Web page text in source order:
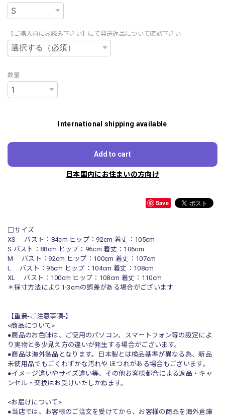
【ご購入前にお読み下さい】にて発送返品について確認下さい
数量
International shipping available
Add to cart
日本国内にお住まいの方向け
Save
□サイズ
XS バスト：84cm ヒップ：92cm 着丈：105cm
S バスト：88cm ヒップ：96cm 着丈：106cm
M バスト：92cm ヒップ：100cm 着丈：107cm
L バスト：96cm ヒップ：104cm 着丈：108cm
XL バスト：100cm ヒップ：108cm 着丈：110cm
＊採寸方法により1-3cmの誤差がある場合がございます
【重要-ご注意事項-】
<商品について>
●商品のお色味は、ご使用のパソコン、スマートフォン等の設定によ
り実物と多少見え方の違いが発生する場合がございます。
●商品は海外製品となります。日本製とは検品基準が異なる為、新品
未使用品でもごくわずかな汚れや ほつれがある場合もございます。
●イメージ違いやサイズ違い等、その他お客様都合による返品・キャ
ンセル・交換はお受けいたしかねます。
<お届けについて>
●当店では、お客様のご注文を受けてから、お客様の商品を海外倉庫